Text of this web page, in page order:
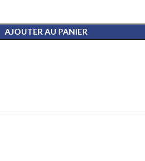
AJOUTER AU PANIER